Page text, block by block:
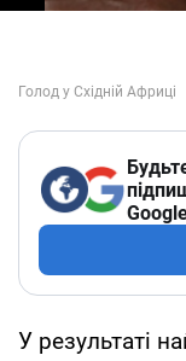
У результаті